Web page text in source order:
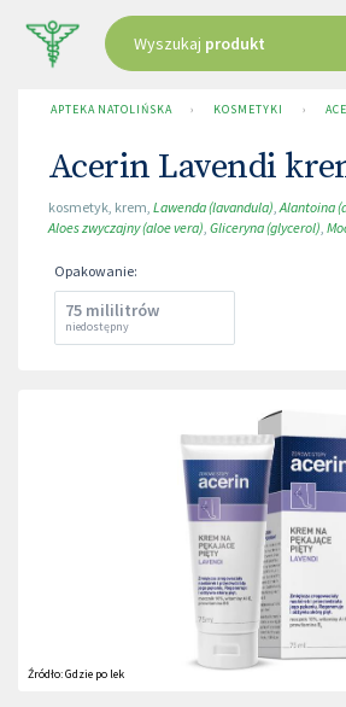
Wyszukaj produkt
APTEKA NATOLIŃSKA › KOSMETYKI ›
Acerin Lavendi
kosmetyk, krem, Lawenda (lavandula),Alantoina
Aloes zwyczajny (aloe vera), Gliceryna (glycerol),
Opakowanie:
75 mililitrów
niedostępny
Źródło:Gdzie po lek